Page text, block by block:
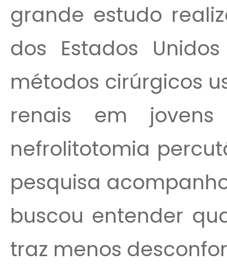
grande estudo
dos Estados
métodos cirúrgicos
renais em
nefrolitotomia
pesquisa
buscou entender
traz menos